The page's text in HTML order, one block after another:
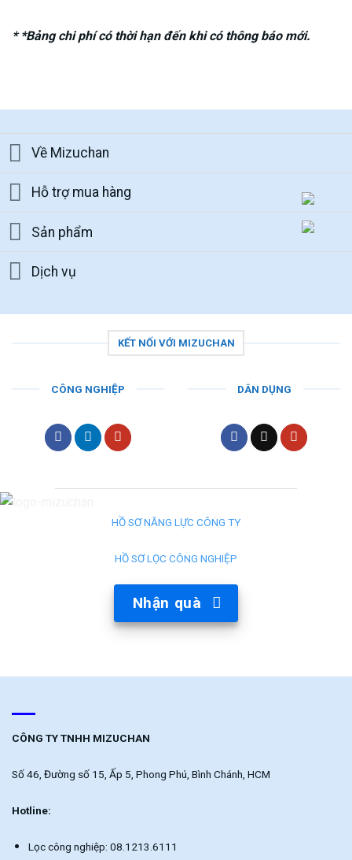
* *Bảng chi phí có thời hạn đến khi có thông báo mới.
Về Mizuchan
Hỗ trợ mua hàng
Sản phẩm
Dịch vụ
KẾT NỐI VỚI MIZUCHAN
CÔNG NGHIỆP DÂN DỤNG
HỒ SƠ NĂNG LỰC CÔNG TY
HỒ SƠ LỌC CÔNG NGHIỆP
Nhận quà
CÔNG TY TNHH MIZUCHAN
Số 46, Đường số 15, Ấp 5, Phong Phú, Bình Chánh, HCM
Hotline:
Lọc công nghiệp: 08.1213.6111